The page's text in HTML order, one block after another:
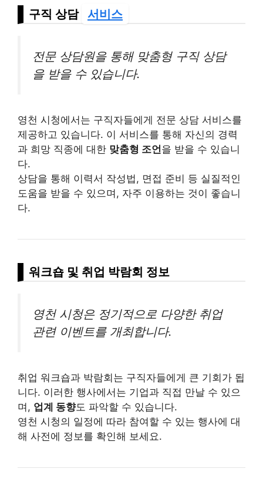
구직 상담 서비스
전문 상담원을 통해 맞춤형 구직 상담
을 받을 수 있습니다.
영천 시청에서는 구직자들에게 전문 상담 서비스를
제공하고 있습니다. 이 서비스를 통해 자신의 경력
과 희망 직종에 대한 맞춤형 조언을 받을 수 있습니
다.
상담을 통해 이력서 작성법, 면접 준비 등 실질적인
도움을 받을 수 있으며, 자주 이용하는 것이 좋습니
다.
워크숍 및 취업 박람회 정보
영천 시청은 정기적으로 다양한 취업
관련 이벤트를 개최합니다.
취업 워크숍과 박람회는 구직자들에게 큰 기회가 됩
니다. 이러한 행사에서는 기업과 직접 만날 수 있으
며, 업계 동향도 파악할 수 있습니다.
영천 시청의 일정에 따라 참여할 수 있는 행사에 대
해 사전에 정보를 확인해 보세요.